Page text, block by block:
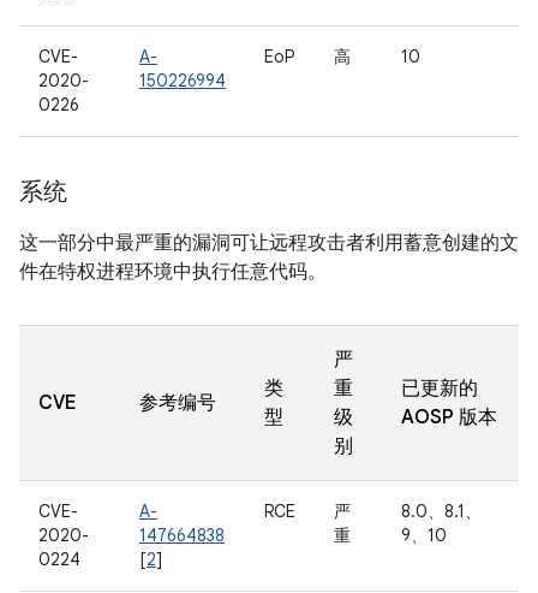
CVE-
2020-
0226
A-
150226994
EoP 高 10
系统
这一部分中最严重的漏洞可让远程攻击者利用蓄意创建的文
件在特权进程环境中执行任意代码。
CVE 参考编号
类
型
严
重
级
别
已更新的
AOSP 版本
CVE-
2020-
0224
A-
147664838
[2]
RCE
严
重
8.0、8.1、
9、10